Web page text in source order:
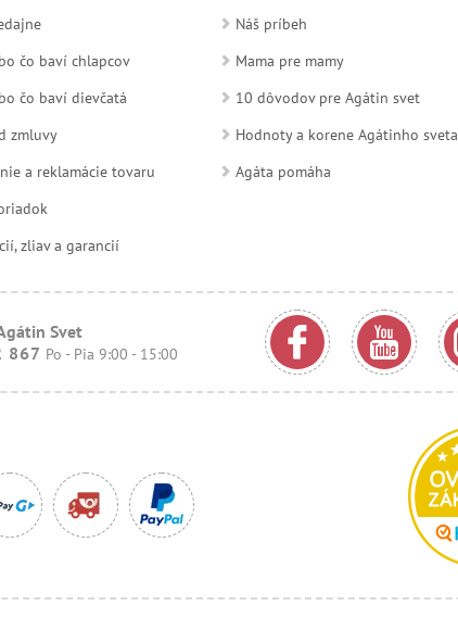
čo baví chlapcov
čo baví dievčatá
zmluvy
a reklamácie tovaru
zliav a garancií
Náš príbeh
Mama pre mamy
10 dôvodov pre Agátin svet
Hodnoty a korene Agátinho sveta
Agáta pomáha
Svet
867 Po - Pia 9:00 - 15:00